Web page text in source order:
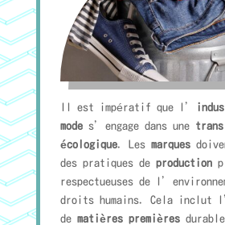
Il est impératif que l’
modes’engage dans une
écologique. Les marques
des pratiques de production
respectueuses de
droits humains. Cela
de matières premières